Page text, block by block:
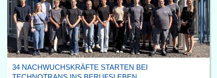
34 NACHWUCHSKRÄFTE STARTEN BEI